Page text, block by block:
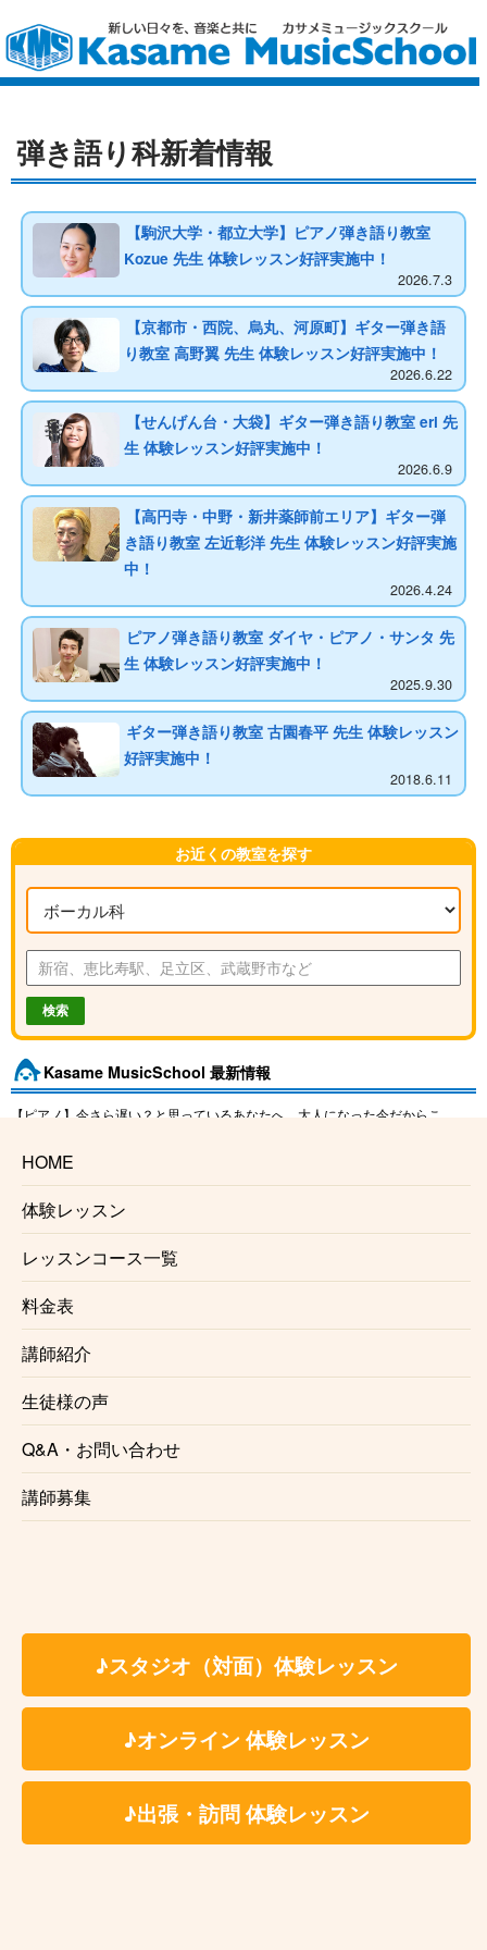
HOME
体験レッスン
レッスンコース一覧
料金表
講師紹介
生徒様の声
Q&A・お問い合わせ
講師募集
♪スタジオ（対面）体験レッスン
♪オンライン 体験レッスン
♪出張・訪問 体験レッスン
弾き語り科新着情報
【駒沢大学・都立大学】ピアノ弾き語り教室
Kozue 先生 体験レッスン好評実施中！
2026.7.3
【京都市・西院、烏丸、河原町】ギター弾き語
り教室 高野翼 先生 体験レッスン好評実施中！
2026.6.22
【せんげん台・大袋】ギター弾き語り教室 eri 先
生 体験レッスン好評実施中！
2026.6.9
【高円寺・中野・新井薬師前エリア】ギター弾
き語り教室 左近彰洋 先生 体験レッスン好評実施
中！
2026.4.24
ピアノ弾き語り教室 ダイヤ・ピアノ・サンタ 先
生 体験レッスン好評実施中！
2025.9.30
ギター弾き語り教室 古園春平 先生 体験レッスン
好評実施中！
2018.6.11
お近くの教室を探す
Kasame MusicSchool 最新情報
【ピアノ】今さら遅い？と思っているあなたへ。大人になった今だからこ
【バイオリン】上達しない人の共通点3選と「独学の壁」を乗り越える練習法
【ベース講師紹介】Ari｜カサメミュージックスクール
【ドラム講師紹介】中野ケイト｜カサメミュージックスクール
【マリンバ講師紹介】村田倫樹｜カサメミュージックスクール
サイトマップ スクールについて
講師紹介